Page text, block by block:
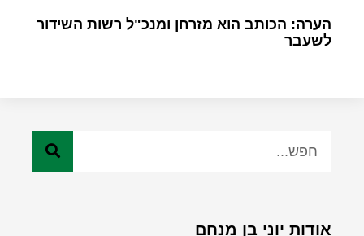
הערה: הכותב הוא מזרחן ומנכ"ל רשות השידור
לשעבר
אודות יוני בן מנחם